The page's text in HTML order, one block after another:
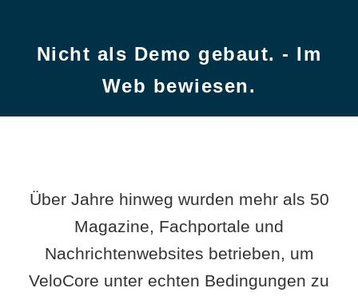
Nicht als Demo gebaut. - Im
Web bewiesen.
Über Jahre hinweg wurden mehr als 50
Magazine, Fachportale und
Nachrichtenwebsites betrieben, um
VeloCore unter echten Bedingungen zu